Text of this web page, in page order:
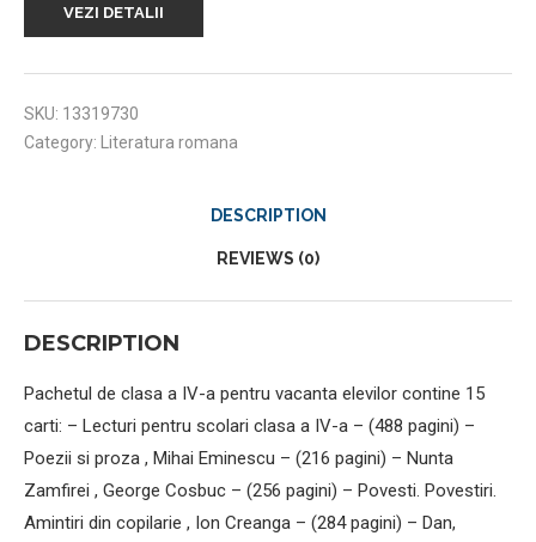
VEZI DETALII
SKU: 13319730
Category:
Literatura romana
DESCRIPTION
REVIEWS (0)
DESCRIPTION
Pachetul de clasa a IV-a pentru vacanta elevilor contine 15
carti: – Lecturi pentru scolari clasa a IV-a – (488 pagini) –
Poezii si proza , Mihai Eminescu – (216 pagini) – Nunta
Zamfirei , George Cosbuc – (256 pagini) – Povesti. Povestiri.
Amintiri din copilarie , Ion Creanga – (284 pagini) – Dan,